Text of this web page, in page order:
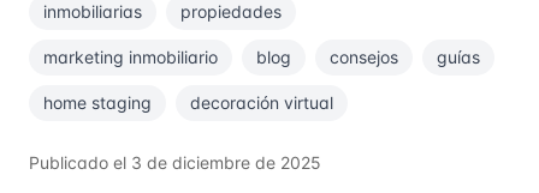
inmobiliarias propiedades
marketing inmobiliario blog consejos guías
home staging decoración virtual
Publicado el 3 de diciembre de 2025